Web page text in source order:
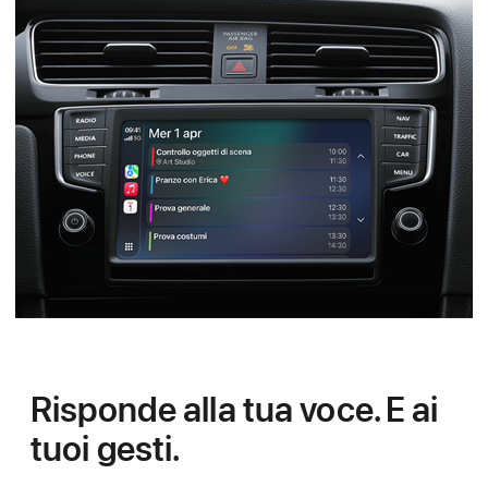
Risponde alla tua voce.E ai
tuoi gesti.